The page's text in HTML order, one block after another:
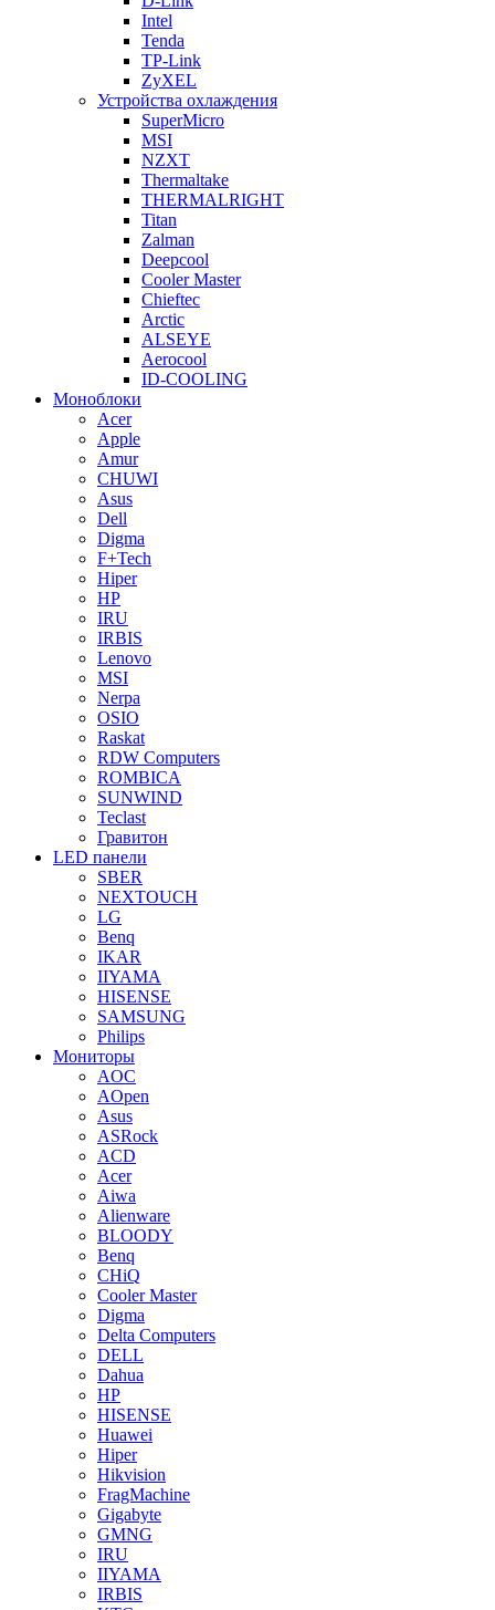
Intel
Tenda
TP-Link
ZyXEL
Устройства охлаждения
SuperMicro
MSI
NZXT
Thermaltake
THERMALRIGHT
Titan
Zalman
Deepcool
Cooler Master
Chieftec
Arctic
ALSEYE
Aerocool
ID-COOLING
Моноблоки
Acer
Apple
Amur
CHUWI
Asus
Dell
Digma
F+Tech
Hiper
HP
IRU
IRBIS
Lenovo
MSI
Nerpa
OSIO
Raskat
RDW Computers
ROMBICA
SUNWIND
Teclast
Гравитон
LED панели
SBER
NEXTOUCH
LG
Benq
IKAR
IIYAMA
HISENSE
SAMSUNG
Philips
Мониторы
AOC
AOpen
Asus
ASRock
ACD
Acer
Aiwa
Alienware
BLOODY
Benq
CHiQ
Cooler Master
Digma
Delta Computers
DELL
Dahua
HP
HISENSE
Huawei
Hiper
Hikvision
FragMachine
Gigabyte
GMNG
IRU
IIYAMA
IRBIS